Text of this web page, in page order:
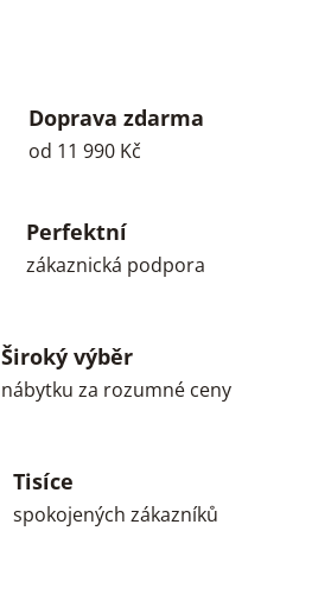
Doprava zdarma
od 11 990 Kč
Perfektní
zákaznická podpora
Široký výběr
nábytku za rozumné ceny
Tisíce
spokojených zákazníků